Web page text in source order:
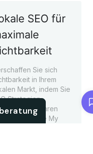
SEO für
Sie sich
in Ihrem
Markt, indem Sie
Strategien
die Ihren
in Google My